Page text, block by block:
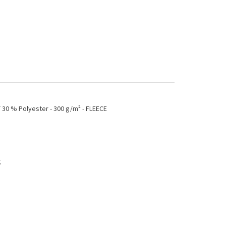
% Polyester - 300 g/m² - FLEECE